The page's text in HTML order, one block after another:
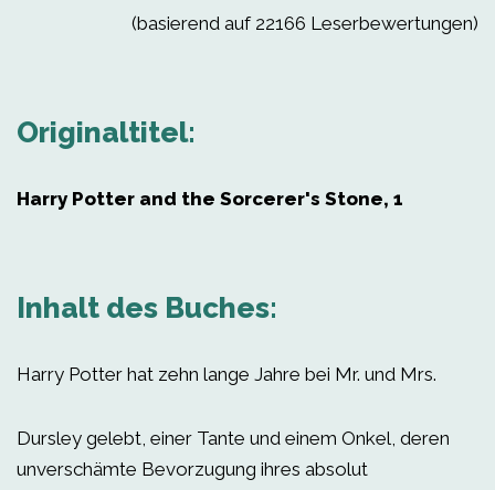
(basierend auf 22166 Leserbewertungen)
Originaltitel:
Harry Potter and the Sorcerer's Stone, 1
Inhalt des Buches:
Harry Potter hat zehn lange Jahre bei Mr. und Mrs.
Dursley gelebt, einer Tante und einem Onkel, deren
unverschämte Bevorzugung ihres absolut